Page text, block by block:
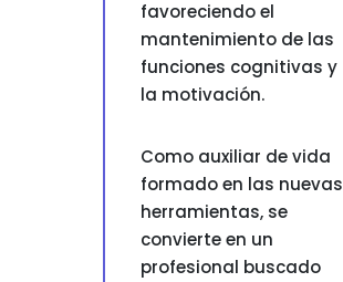
favoreciendo el
mantenimiento de las
funciones cognitivas y
la motivación.
Como auxiliar de vida
formado en las nuevas
herramientas, se
convierte en un
profesional buscado